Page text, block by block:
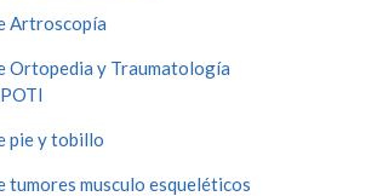
Artroscopía
Ortopedia y Traumatología
pie y tobillo
tumores musculo esqueléticos